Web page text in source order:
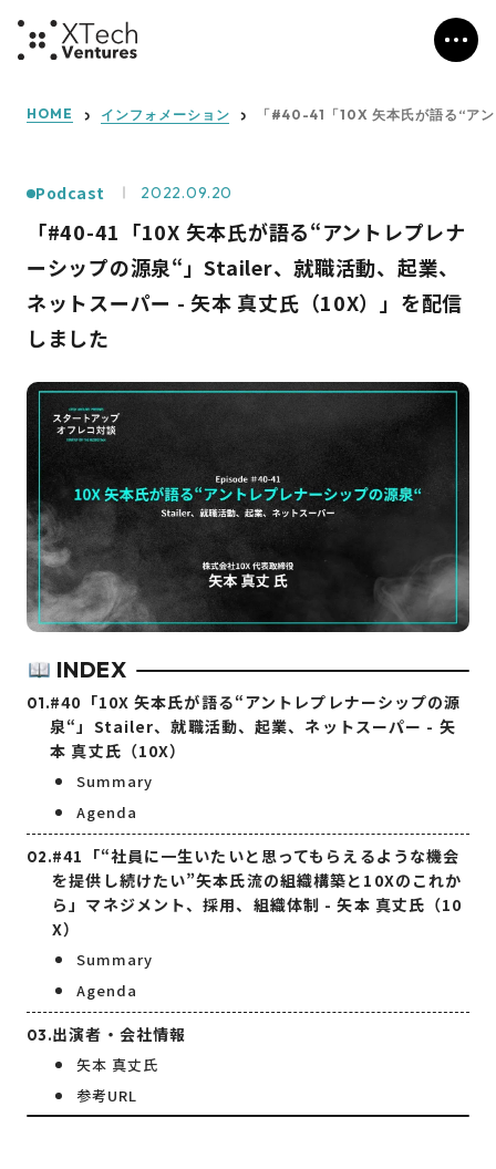
HOME インフォメーション 「#40-41「10X 矢本氏が語る“ア
Podcast 2022.09.20
「#40-41「10X 矢本氏が語る“アントレプレナ
ーシップの源泉“」Stailer、就職活動、起業、
ネットスーパー - 矢本 真丈氏（10X）」を配信
しました
INDEX
#40「10X 矢本氏が語る“アントレプレナーシップの源
泉“」Stailer、就職活動、起業、ネットスーパー - 矢
本 真丈氏（10X）
Summary
Agenda
#41「“社員に一生いたいと思ってもらえるような機会
を提供し続けたい”矢本氏流の組織構築と10Xのこれか
ら」マネジメント、採用、組織体制 - 矢本 真丈氏（10
X）
Summary
Agenda
出演者・会社情報
矢本 真丈氏
参考URL